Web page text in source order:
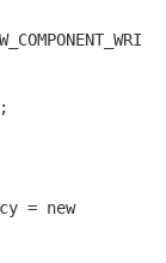
=
new